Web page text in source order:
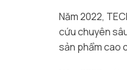
Năm 2022,
cứu chuyên
sản phẩm cao